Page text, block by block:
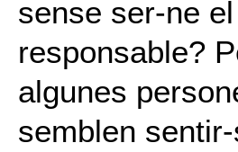
sense ser-ne el
responsable?
algunes
semblen